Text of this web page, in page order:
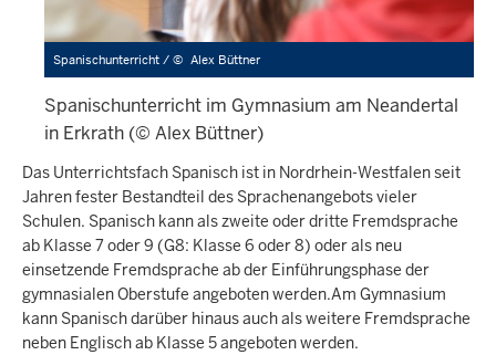
Spanischunterricht / © Alex Büttner
Spanischunterricht im Gymnasium am Neandertal
in Erkrath (© Alex Büttner)
Das Unterrichtsfach Spanisch ist in Nordrhein-Westfalen seit
Jahren fester Bestandteil des Sprachenangebots vieler
Schulen. Spanisch kann als zweite oder dritte Fremdsprache
ab Klasse 7 oder 9 (G8: Klasse 6 oder 8) oder als neu
einsetzende Fremdsprache ab der Einführungsphase der
gymnasialen Oberstufe angeboten werden.Am Gymnasium
kann Spanisch darüber hinaus auch als weitere Fremdsprache
neben Englisch ab Klasse 5 angeboten werden.